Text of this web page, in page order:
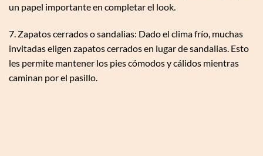
un papel importante en completar el look.
7. Zapatos cerrados o sandalias: Dado el clima frío, muchas
invitadas eligen zapatos cerrados en lugar de sandalias. Esto
les permite mantener los pies cómodos y cálidos mientras
caminan por el pasillo.